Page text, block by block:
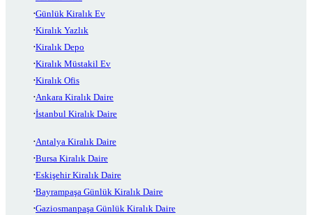
Günlük Kiralık Ev
Kiralık Yazlık
Kiralık Depo
Kiralık Müstakil Ev
Kiralık Ofis
Ankara Kiralık Daire
İstanbul Kiralık Daire
Antalya Kiralık Daire
Bursa Kiralık Daire
Eskişehir Kiralık Daire
Bayrampaşa Günlük Kiralık Daire
Gaziosmanpaşa Günlük Kiralık Daire